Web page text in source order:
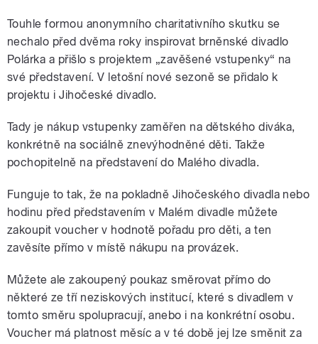
Touhle formou anonymního charitativního skutku se
nechalo před dvěma roky inspirovat brněnské divadlo
Polárka a přišlo s projektem „zavěšené vstupenky“ na
své představení. V letošní nové sezoně se přidalo k
projektu i Jihočeské divadlo.
Tady je nákup vstupenky zaměřen na dětského diváka,
konkrétně na sociálně znevýhodněné děti. Takže
pochopitelně na představení do Malého divadla.
Funguje to tak, že na pokladně Jihočeského divadla nebo
hodinu před představením v Malém divadle můžete
zakoupit voucher v hodnotě pořadu pro děti, a ten
zavěsíte přímo v místě nákupu na provázek.
Můžete ale zakoupený poukaz směrovat přímo do
některé ze tří neziskových institucí, které s divadlem v
tomto směru spolupracují, anebo i na konkrétní osobu.
Voucher má platnost měsíc a v té době jej lze směnit za